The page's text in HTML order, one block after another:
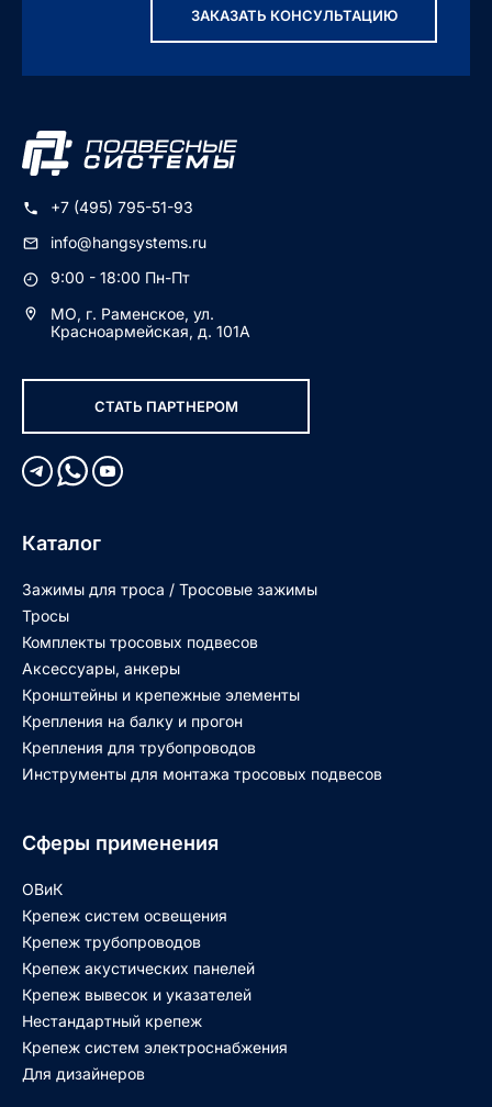
ЗАКАЗАТЬ КОНСУЛЬТАЦИЮ
+7 (495) 795-51-93
info@hangsystems.ru
9:00 - 18:00 Пн-Пт
МО, г. Раменское, ул.
Красноармейская, д. 101А
СТАТЬ ПАРТНЕРОМ
Каталог
Зажимы для троса / Тросовые зажимы
Тросы
Комплекты тросовых подвесов
Аксессуары, анкеры
Кронштейны и крепежные элементы
Крепления на балку и прогон
Крепления для трубопроводов
Инструменты для монтажа тросовых подвесов
Сферы применения
ОВиК
Крепеж систем освещения
Крепеж трубопроводов
Крепеж акустических панелей
Крепеж вывесок и указателей
Нестандартный крепеж
Крепеж систем электроснабжения
Для дизайнеров